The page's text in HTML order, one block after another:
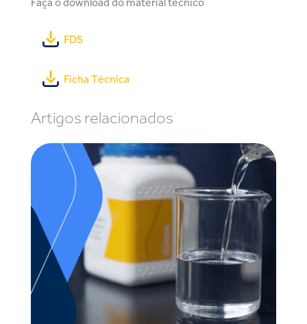
Faça o download do material técnico
FDS
Ficha Técnica
Artigos relacionados